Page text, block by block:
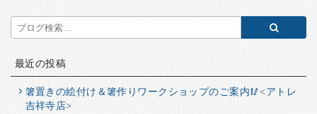
最近の投稿
箸置きの絵付け＆箸作りワークショップのご案内🥢<アトレ
吉祥寺店>